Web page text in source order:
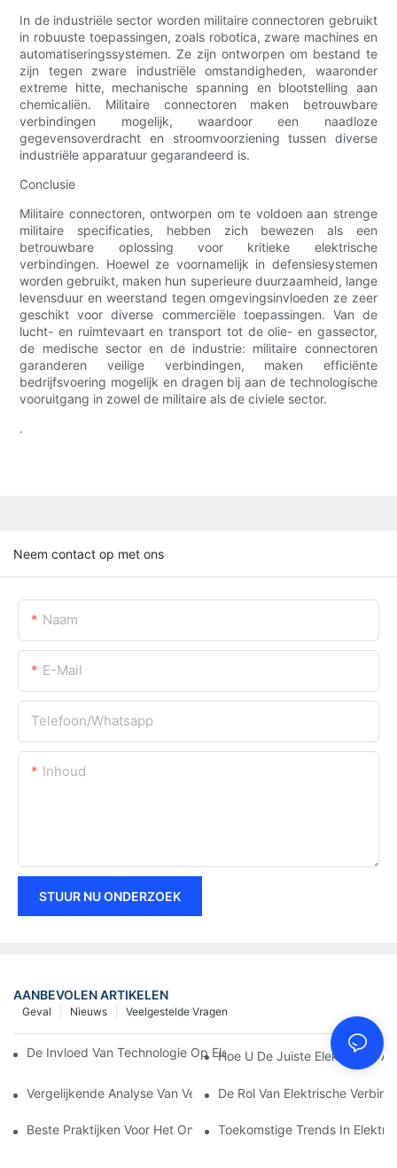
In de industriële sector worden militaire connectoren gebruikt
in robuuste toepassingen, zoals robotica, zware machines en
automatiseringssystemen. Ze zijn ontworpen om bestand te
zijn tegen zware industriële omstandigheden, waaronder
extreme hitte, mechanische spanning en blootstelling aan
chemicaliën. Militaire connectoren maken betrouwbare
verbindingen mogelijk, waardoor een naadloze
gegevensoverdracht en stroomvoorziening tussen diverse
industriële apparatuur gegarandeerd is.
Conclusie
Militaire connectoren, ontworpen om te voldoen aan strenge
militaire specificaties, hebben zich bewezen als een
betrouwbare oplossing voor kritieke elektrische
verbindingen. Hoewel ze voornamelijk in defensiesystemen
worden gebruikt, maken hun superieure duurzaamheid, lange
levensduur en weerstand tegen omgevingsinvloeden ze zeer
geschikt voor diverse commerciële toepassingen. Van de
lucht- en ruimtevaart en transport tot de olie- en gassector,
de medische sector en de industrie: militaire connectoren
garanderen veilige verbindingen, maken efficiënte
bedrijfsvoering mogelijk en dragen bij aan de technologische
vooruitgang in zowel de militaire als de civiele sector.
.
Neem contact op met ons
Naam
E-Mail
Telefoon/whatsapp
Inhoud
STUUR NU ONDERZOEK
AANBEVOLEN ARTIKELEN
Veelgestelde Vragen
Nieuws
Geval
De Invloed Van Technologie Op Elektrische Verbindingen In
Hoe U De Juiste Elektrische
Vergelijkende Analyse Van Verschillende Soorten Elektrische
De Rol Van Elektrische
Beste Praktijken Voor Het Onderhouden Van Elektrische
Toekomstige Trends In